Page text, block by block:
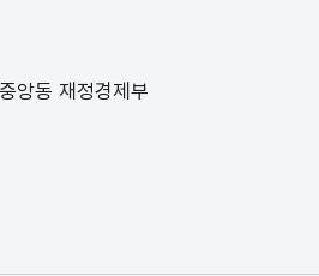
앙동 재정경제부